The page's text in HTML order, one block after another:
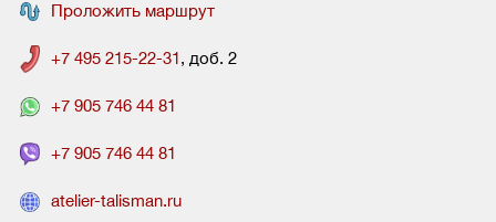
Проложить маршрут
+7 495 215-22-31, доб. 2
+7 905 746 44 81
+7 905 746 44 81
atelier-talisman.ru